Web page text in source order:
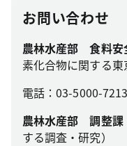
お問い合わせ
農林水産部 食料
素化合物に関する東
電話：03-5000-7213
農林水産部 調整
する調査・研究）